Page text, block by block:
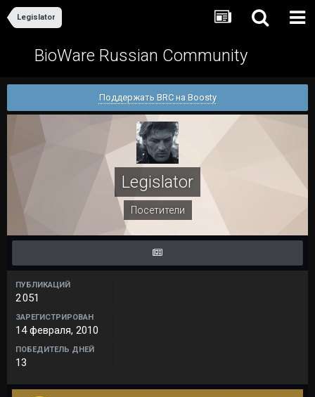
Legislator
BioWare Russian Community
Поддержать BRC на Boosty
Legislator
Посетители
ПУБЛИКАЦИЙ
2 051
ЗАРЕГИСТРИРОВАН
14 февраля, 2010
ПОБЕДИТЕЛЬ ДНЕЙ
13